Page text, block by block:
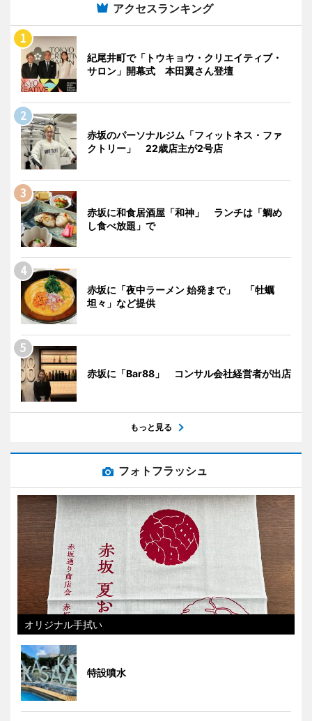
アクセスランキング
紀尾井町で「トウキョウ・クリエイティブ・
サロン」開幕式 本田翼さん登壇
赤坂のパーソナルジム「フィットネス・ファ
クトリー」 22歳店主が2号店
赤坂に和食居酒屋「和神」 ランチは「鯛め
し食べ放題」で
赤坂に「夜中ラーメン 始発まで」 「牡蠣
坦々」など提供
赤坂に「Bar88」 コンサル会社経営者が出店
もっと見る
フォトフラッシュ
オリジナル手拭い
特設噴水